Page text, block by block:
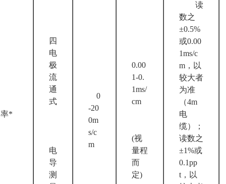
*
四
电
极
流
通
式
电
导
测
0
-20
0m
s/c
m
0.00
1-0.
1ms/
cm
(视
量程
而
定)
读
数之
±0.5%
或0.00
1ms/c
m，以
较大者
为准
（4m
电
缆）；
读数之
±1%或
0.1pp
t，以